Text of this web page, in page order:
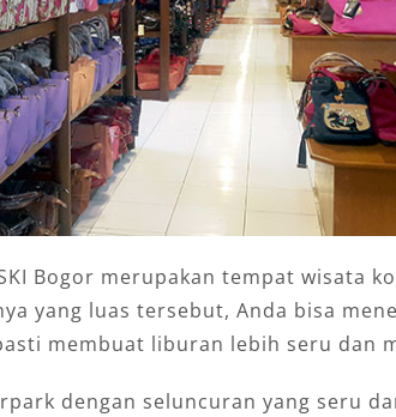
Bogor merupakan tempat wisata
yang luas tersebut, Anda bisa
membuat liburan lebih seru dan
dengan seluncuran yang seru